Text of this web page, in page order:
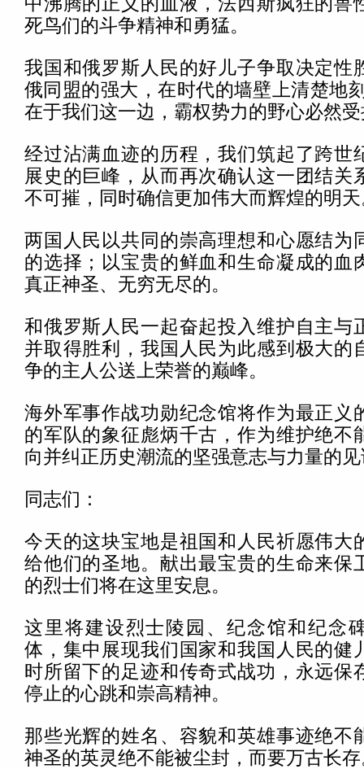
死鸟们的斗争精神和勇猛。
我国和俄罗斯人民的好儿子争取决定性
俄同盟的强大，在时代的墙壁上清楚地
在于我们这一边，霸权势力的野心必然
经过沾满血迹的历程，我们筑起了跨世
展史的巨峰，从而再次确认这一团结关
不可摧，同时确信更加伟大而辉煌的明
两国人民以共同的崇高理想和心愿结为
的选择；以宝贵的鲜血和生命凝成的血
真正神圣、无穷无尽的。
和俄罗斯人民一起奋起投入维护自主与
并取得胜利，我国人民为此感到极大的
争的主人公送上荣誉的巅峰。
海外军事作战功勋纪念馆将作为最正义
的军队的象征彪炳千古，作为维护绝不
向并纠正历史潮流的坚强意志与力量的
同志们：
今天的这块宝地是祖国和人民祈愿伟大
给他们的圣地。献出最宝贵的生命来保
的烈士们将在这里安息。
这里将建设烈士陵园、纪念馆和纪念
体，集中展现我们国家和我国人民的健
时所留下的足迹和传奇式战功，永远保
停止的心跳和崇高精神。
那些光辉的姓名、容貌和英雄事迹绝不
神圣的英灵绝不能被尘封，而要万古长